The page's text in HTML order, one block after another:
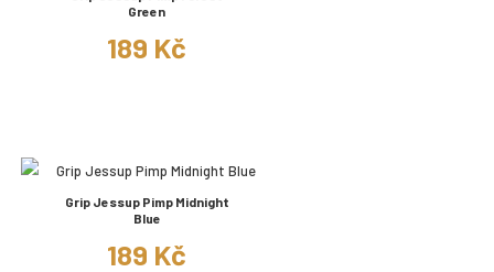
Green
189 Kč
Grip Jessup Pimp Midnight
Blue
189 Kč